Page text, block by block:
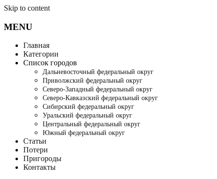
Skip to content
MENU
Главная
Категории
Список городов
Дальневосточный федеральный округ
Приволжский федеральный округ
Северо-Западный федеральный округ
Северо-Кавказский федеральный округ
Сибирский федеральный округ
Уральский федеральный округ
Центральный федеральный округ
Южный федеральный округ
Статьи
Потери
Пригороды
Контакты